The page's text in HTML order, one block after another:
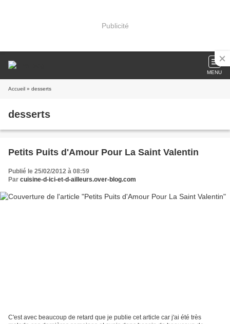
Publicité
MENU
Accueil » desserts
desserts
Petits Puits d'Amour Pour La Saint Valentin
Publié le 25/02/2012 à 08:59
Par cuisine-d-ici-et-d-ailleurs.over-blog.com
C'est avec beaucoup de retard que je publie cet article car j'ai été très